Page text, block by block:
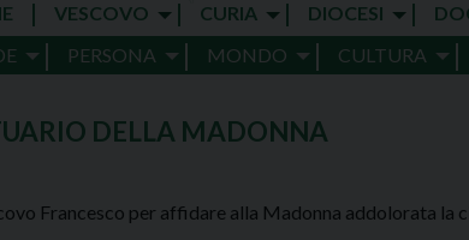
VESCOVO CURIA DIOCESI
PERSONA MONDO CULTURA
DELLA MADONNA
Francesco per affidare alla Madonna addolorata la